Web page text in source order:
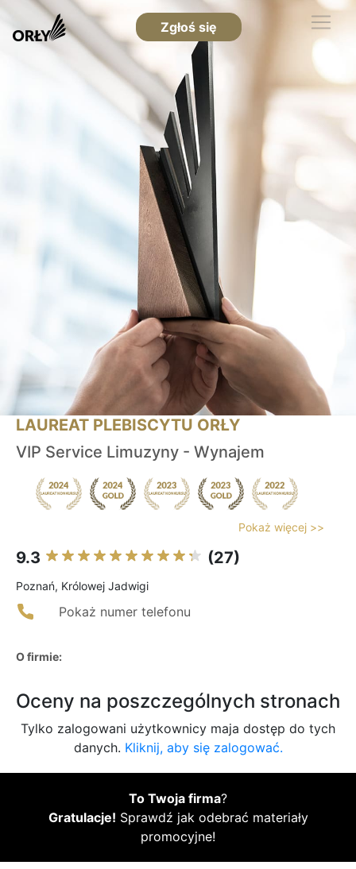
Zgłoś się
LAUREAT PLEBISCYTU ORŁY
VIP Service Limuzyny - Wynajem
Pokaż więcej >>
9.3 (27)
Poznań, Królowej Jadwigi
Pokaż numer telefonu
O firmie:
Oceny na poszczególnych stronach
Tylko zalogowani użytkownicy maja dostęp do tych
danych. Kliknij, aby się zalogować.
To Twoja firma?
Gratulacje! Sprawdź jak odebrać materiały
promocyjne!